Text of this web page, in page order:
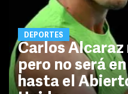
DEPORTES
Carlos Alcaraz
pero no será
hasta el